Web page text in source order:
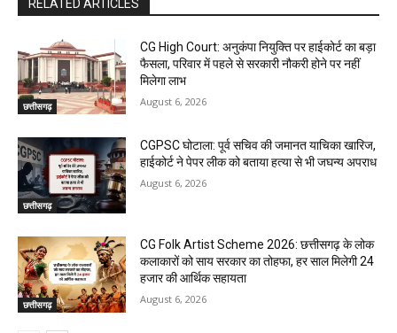
RELATED ARTICLES
छत्तीसगढ़
CG High Court: अनुकंपा नियुक्ति पर हाईकोर्ट का बड़ा
फैसला, परिवार में पहले से सरकारी नौकरी होने पर नहीं
मिलेगा लाभ
August 6, 2026
छत्तीसगढ़
CGPSC घोटाला: पूर्व सचिव की जमानत याचिका खारिज,
हाईकोर्ट ने पेपर लीक को बताया हत्या से भी जघन्य अपराध
August 6, 2026
छत्तीसगढ़
CG Folk Artist Scheme 2026: छत्तीसगढ़ के लोक
कलाकारों को साय सरकार का तोहफा, हर साल मिलेगी 24
हजार की आर्थिक सहायता
August 6, 2026